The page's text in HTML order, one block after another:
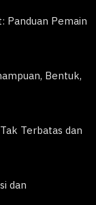
Panduan Pemain
Bentuk,
Terbatas dan
dan